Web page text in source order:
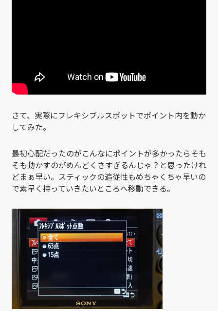
さて、実際にフレキシブルスポットでポイント内を動か
してみた。
最初心配だったのがこんなにポイントが多かったらそも
そも動かすのがめんどくさすぎるんじゃ？と思ったけれ
どまぁ早い。スティックの追従性もめちゃくちゃ早いの
で素早く持っていきたいところへ移動できる。